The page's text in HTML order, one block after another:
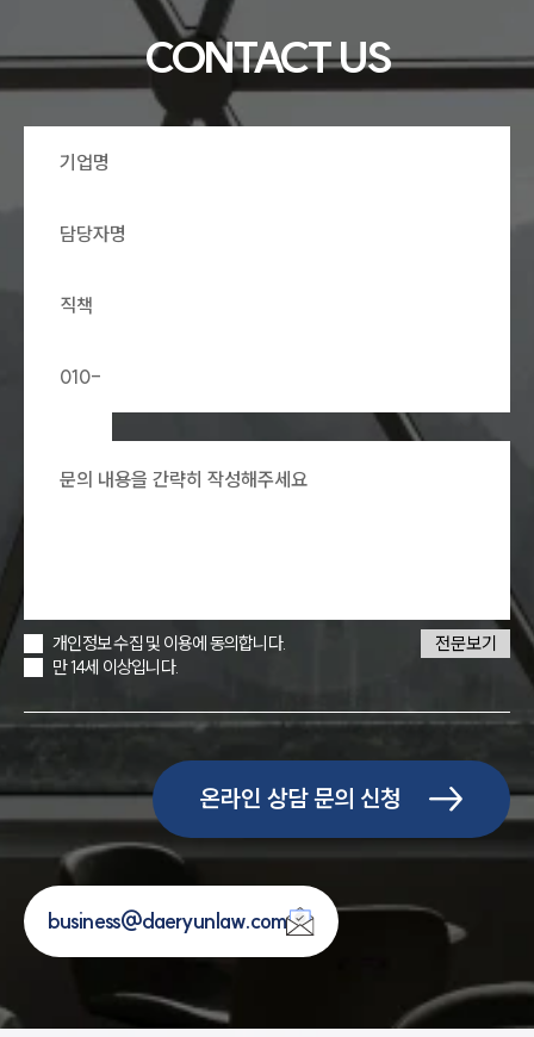
진출 전략 수립 단계에서 사업 구조, 투자 방식, 법
인 설립 형태 등에 대한 법률 리스크 검토 및 자문
<br><br>▶ 중국 거래처와의 공급계약, 유통계
약, OEM·ODM 계약 체결 과정에서 계약서 검토,
협상 및 분쟁 예방 자문<br><br>▶ 중국 수출 과
제 등 국가별 규제 대응 전략 수립<br><br>▶ 상
방지 등 브랜드 보호 및 권리 확보 전략 자문<br>
계약 분쟁, 대금 미회수, 컴플라이언스 이슈 등 기
전략 수립부터 현지 법인 설립, 계약 체결, 수출입,
통관, 분쟁 대응까지 전문적인 법률자문이 필요하
CONTACT US
개인정보 수집 및 이용에 동의합니다.
전문보기
만 14세 이상입니다.
온라인 상담 문의 신청
business@daeryunlaw.com